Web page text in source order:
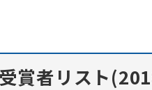
賞者リスト